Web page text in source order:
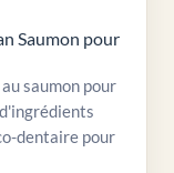
Saumon pour
saumon pour
dentaire pour